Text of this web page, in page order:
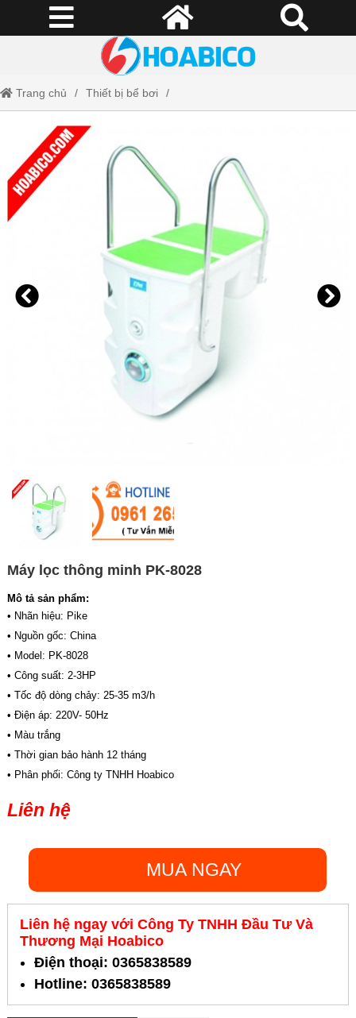
Trang chủ Thiết bị bể bơi
Máy lọc nước bể bơi thông minh
Máy lọc thông minh PK-8028
Mô tả sản phẩm:
• Nhãn hiệu: Pike
• Nguồn gốc: China
• Model: PK-8028
• Công suất: 2-3HP
• Tốc độ dòng chảy: 25-35 m3/h
• Điện áp: 220V- 50Hz
• Màu trắng
• Thời gian bảo hành 12 tháng
• Phân phối: Công ty TNHH Hoabico
Liên hệ
MUA NGAY
Liên hệ ngay với Công Ty TNHH Đầu Tư Và
Thương Mại Hoabico
Điện thoại: 0365838589
Hotline: 0365838589